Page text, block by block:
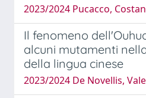
2023/2024 Pucacco,
Il fenomeno
alcuni mutamenti
della lingua cinese
2023/2024 De Novellis,